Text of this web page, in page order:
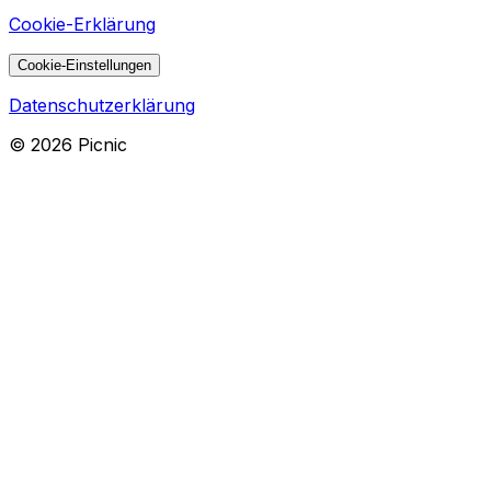
Cookie-Erklärung
Cookie-Einstellungen
Datenschutzerklärung
© 2026 Picnic